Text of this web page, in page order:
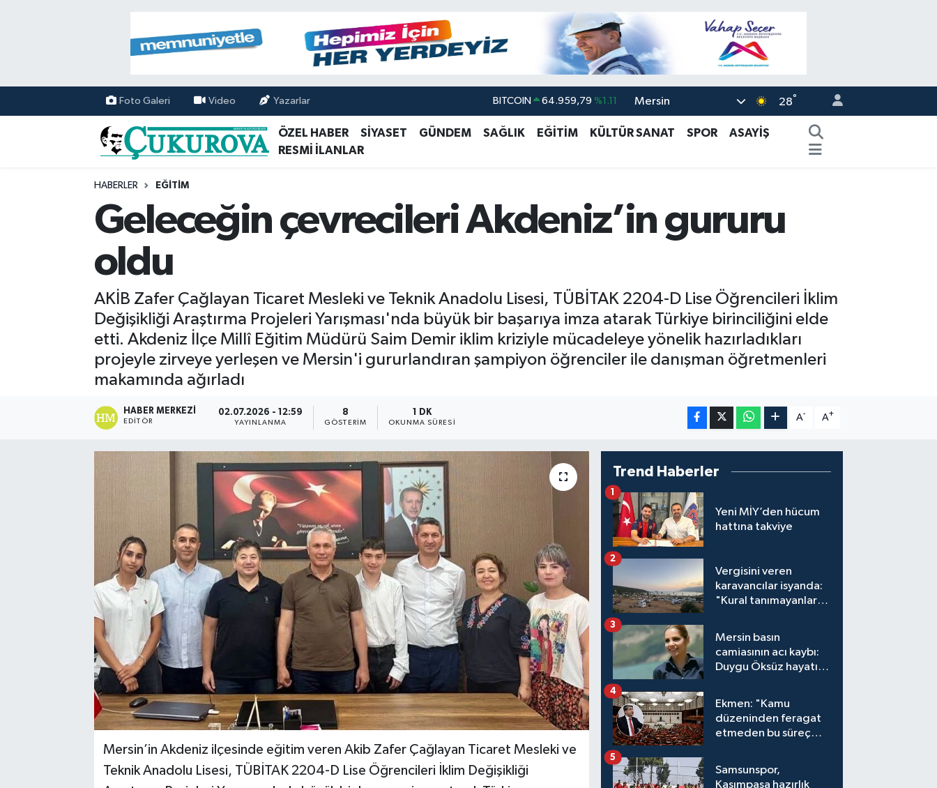
Foto Galeri Video Yazarlar
BITCOIN 64.959,79 %1.11
EURO 55,2510 %0.32
BİST100 13.779 %-14
Mersin 28°
ÖZEL HABER SİYASET GÜNDEM SAĞLIK EĞİTİM KÜLTÜR SANAT SPOR
ASAYİŞ
RESMİ İLANLAR
HABERLER EĞİTİM
Geleceğin çevrecileri Akdeniz’in gururu
oldu
AKİB Zafer Çağlayan Ticaret Mesleki ve Teknik Anadolu Lisesi, TÜBİTAK 2204-D Lise Öğrencileri İklim
Değişikliği Araştırma Projeleri Yarışması'nda büyük bir başarıya imza atarak Türkiye birinciliğini elde
etti. Akdeniz İlçe Millî Eğitim Müdürü Saim Demir iklim kriziyle mücadeleye yönelik hazırladıkları
projeyle zirveye yerleşen ve Mersin'i gururlandıran şampiyon öğrenciler ile danışman öğretmenleri
makamında ağırladı
HABER MERKEZI
EDITÖR
02.07.2026 - 12:59
YAYINLANMA
8
GÖSTERIM
1 DK
OKUNMA SÜRESI
A- A+
Mersin’in Akdeniz ilçesinde eğitim veren Akib Zafer Çağlayan Ticaret Mesleki ve
Teknik Anadolu Lisesi, TÜBİTAK 2204-D Lise Öğrencileri İklim Değişikliği
Trend Haberler
Yeni MİY’den hücum
hattına takviye
1
Vergisini veren
karavancılar isyanda:
"Kural tanımayanlar
2
Mersin basın
camiasının acı kaybı:
Duygu Öksüz hayatını
3
Ekmen: "Kamu
düzeninden feragat
etmeden bu süreç
4
Samsunspor,
Kasımpaşa hazırlık
5
Mersin Nöbetçi Eczaneler
Mersin Hava Durumu
Mersin Namaz Vakitleri
Mersin Trafik Yoğunluk Haritası
Tüm Manşetler
Son Dakika Haberleri
Haber Arşivi